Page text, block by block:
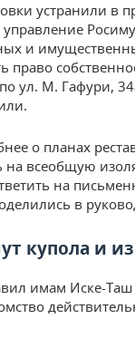
устранили в
управление
и
право
ул. М. Гафури,
о планах
на всеобщую
на
в
купола и
имам Иске-